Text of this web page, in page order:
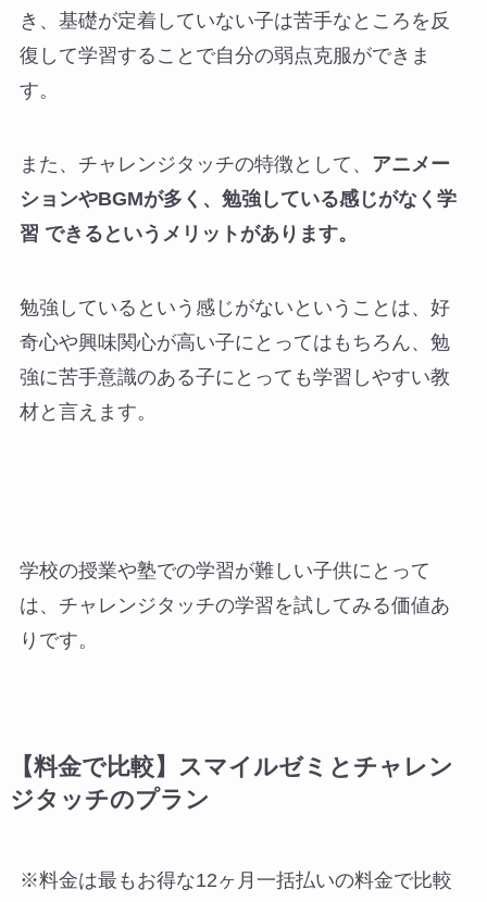
き、基礎が定着していない子は苦手なところを反
復して学習することで自分の弱点克服ができま
す。
また、チャレンジタッチの特徴として、 アニメー
ションやBGMが多く、勉強している感じがなく学
習 できるというメリットがあります。
勉強しているという感じがないということは、好
奇心や興味関心が高い子にとってはもちろん、勉
強に苦手意識のある子にとっても学習しやすい教
材と言えます。
学校の授業や塾での学習が難しい子供にとって
は、チャレンジタッチの学習を試してみる価値あ
りです。
【料金で比較】スマイルゼミとチャレン
ジタッチのプラン
※料金は最もお得な12ヶ月一括払いの料金で比較